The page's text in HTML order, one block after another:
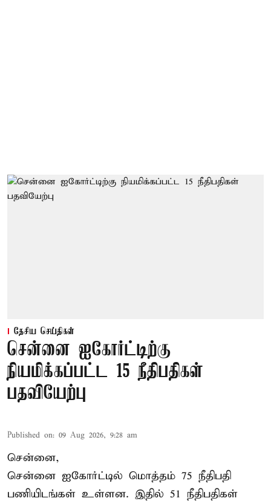
தேசிய செய்திகள்
சென்னை ஐகோர்ட்டிற்கு
நியமிக்கப்பட்ட 15 நீதிபதிகள்
பதவியேற்பு
Published on: 09 Aug 2026, 9:28 am
சென்னை,
சென்னை ஐகோர்ட்டில் மொத்தம் 75 நீதிபதி
பணியிடங்கள் உள்ளன. இதில் 51 நீதிபதிகள்